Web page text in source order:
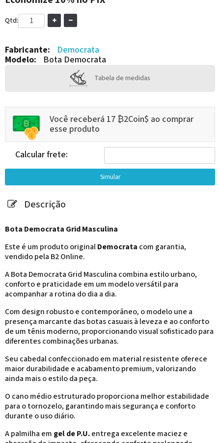
Qtd:
Fabricante:
Democrata
Modelo:
Bota Democrata
Tabela de medidas
Você receberá 17 ₿2Coin$ ao comprar
esse produto
Calcular frete:
Descrição
Bota Democrata Grid Masculina
Este é um produto originalDemocrata com garantia,
vendido pela B2 Online.
A Bota Democrata Grid Masculina combina estilo urbano,
conforto e praticidade em um modelo versátil para
acompanhar a rotina do dia a dia.
Com design robusto e contemporâneo, o modelo une a
presença marcante das botas casuais à leveza e ao conforto
de um tênis moderno, proporcionando visual sofisticado para
diferentes combinações urbanas.
Seu cabedal confeccionado em material resistente oferece
maior durabilidade e acabamento premium, valorizando
ainda mais o estilo da peça.
O cano médio estruturado proporciona melhor estabilidade
para o tornozelo, garantindo mais segurança e conforto
durante o uso diário.
A palmilha em gel de P.U.entrega excelente maciez e